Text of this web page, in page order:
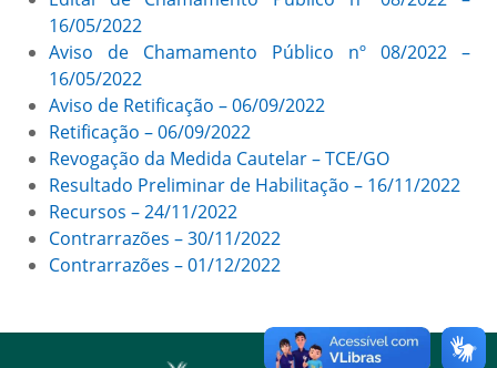
16/05/2022
Aviso de Chamamento Público nº 08/2022 –
16/05/2022
Aviso de Retificação – 06/09/2022
Retificação – 06/09/2022
Revogação da Medida Cautelar – TCE/GO
Resultado Preliminar de Habilitação – 16/11/2022
Recursos – 24/11/2022
Contrarrazões – 30/11/2022
Contrarrazões – 01/12/2022